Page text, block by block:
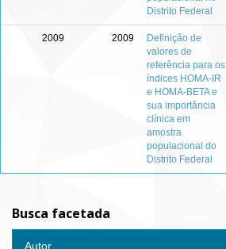
Distrito Federal
2009 2009
Definição de
valores de
referência para os
índices HOMA-IR
e HOMA-BETA e
sua importância
clínica em
amostra
populacional do
Distrito Federal
Busca facetada
Autor